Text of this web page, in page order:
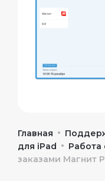
Главная •
для iPad • Работа
заказами Магнит